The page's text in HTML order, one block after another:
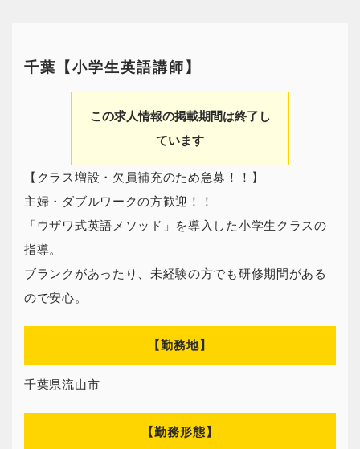
千葉【小学生英語講師】
この求人情報の掲載期間は終了し
ています
【クラス増設・欠員補充のため急募！！】
主婦・ダブルワークの方歓迎！！
「ウザワ式英語メソッド」を導入した小学生クラスの
指導。
ブランクがあったり、未経験の方でも研修期間がある
ので安心。
【勤務地】
千葉県流山市
【勤務形態】